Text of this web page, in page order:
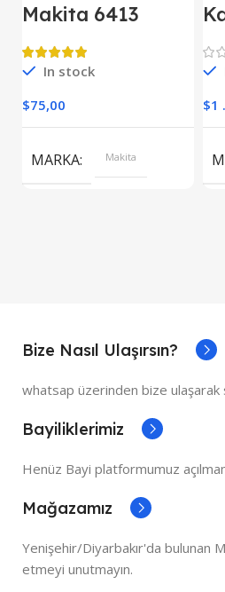
Makita 6413
In stock
$75,00
MARKA Makita
$1
Bize Nasıl Ulaşırsın?
whatsap üzerinden bize ulaşarak
Bayiliklerimiz
Henüz Bayi platformumuz
Mağazamız
Yenişehir/Diyarbakır'da bulunan
etmeyi unutmayın.